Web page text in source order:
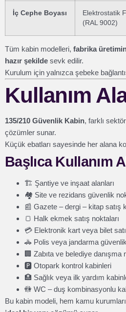
İç Cephe Boyası
Elektrostatik
(RAL 9002)
Tüm kabin modelleri, fabrika
hazır şekilde sevk edilir.
Kurulum için yalnızca şebeke
Kullanım
135/210 Güvenlik Kabin, farklı
çözümler sunar.
Küçük ebatları sayesinde her alana
Başlıca Kullanım
🏗️ Şantiye ve inşaat alanları
🏘️ Site ve rezidans güvenlik
📰 Gazete – dergi – kitap satış
🍞 Halk ekmek satış noktaları
💳 Elektronik kart veya bilet
🚓 Polis veya jandarma
🏢 Zabıta ve belediye danışma
🅿️ Otopark kontrol kabinleri
🏥 Sağlık veya ilk yardım
🚻 WC – duş kombinasyonlu
Bu kabin modeli, hem kamu